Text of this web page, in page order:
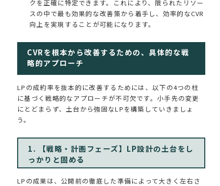
クを正確に特定できます。これにより、限られたリソー
スの中で最も効果的な改善策から着手し、効率的なCVR
向上を実現することが可能になります。
CVRを根本から改善するための、具体的な戦
略的アプローチ
LPの成約率を抜本的に改善するためには、以下の4つの柱
に基づく戦略的なアプローチが不可欠です。小手先の変更
にとどまらず、土台から強固なLPを構築していきましょ
う。
1. 【戦略・計画フェーズ】LP設計の土台をし
っかりと固める
LPの成果は、公開前の徹底した準備によって大きく左右さ